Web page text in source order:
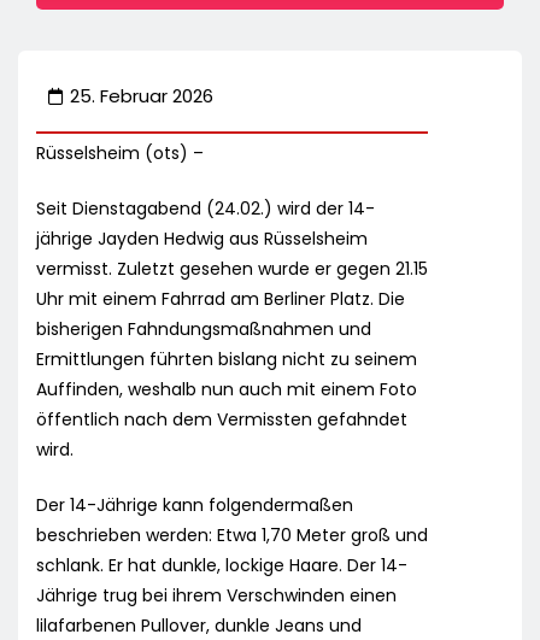
25. Februar 2026
Rüsselsheim (ots) –
Seit Dienstagabend (24.02.) wird der 14-
jährige Jayden Hedwig aus Rüsselsheim
vermisst. Zuletzt gesehen wurde er gegen 21.15
Uhr mit einem Fahrrad am Berliner Platz. Die
bisherigen Fahndungsmaßnahmen und
Ermittlungen führten bislang nicht zu seinem
Auffinden, weshalb nun auch mit einem Foto
öffentlich nach dem Vermissten gefahndet
wird.
Der 14-Jährige kann folgendermaßen
beschrieben werden: Etwa 1,70 Meter groß und
schlank. Er hat dunkle, lockige Haare. Der 14-
Jährige trug bei ihrem Verschwinden einen
lilafarbenen Pullover, dunkle Jeans und